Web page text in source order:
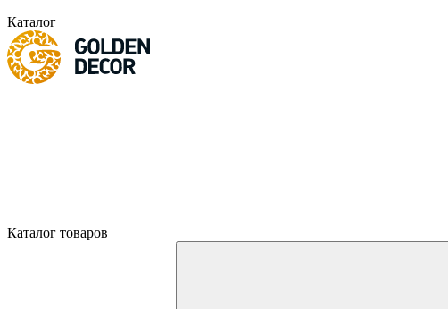
Каталог
Каталог товаров